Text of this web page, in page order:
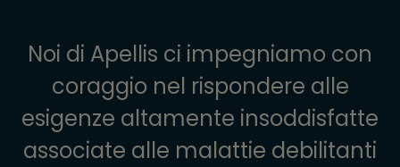
Noi di Apellis ci impegniamo con
coraggio nel rispondere alle
esigenze altamente insoddisfatte
associate alle malattie debilitanti